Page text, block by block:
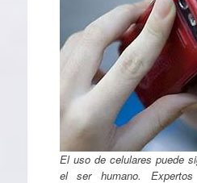
El uso de celulares puede
el ser humano.